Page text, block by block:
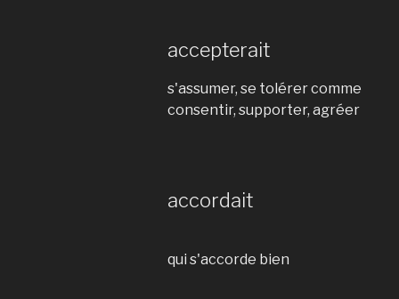
accepterait
s'assumer, se tolérer comme
consentir, supporter, agréer
accordait
qui s'accorde bien